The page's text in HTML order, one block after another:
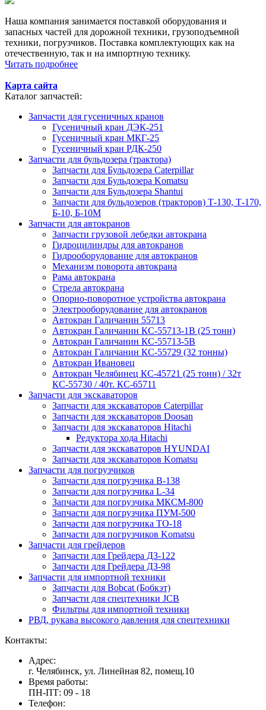
Наша компания занимается поставкой оборудования и
запасных частей для дорожной техники, грузоподъемной
техники, погрузчиков. Поставка комплектующих как на
отечественную, так и на импортную технику.
Читать подробнее
Карта сайта
Каталог запчастей:
Запчасти для гусеничных кранов
Гусеничный кран ДЭК-251
Гусеничный кран МКГ-25
Гусеничный кран РДК-250
Запчасти для бульдозера (трактора)
Запчасти для Бульдозера Caterpillar
Запчасти для Бульдозера Komatsu
Запчасти для Бульдозера Shantui
Запчасти для бульдозеров (тракторов) Т-130, Т-170,
Б-10, Б-10М
Запчасти для автокранов
Запчасти грузовой лебедки автокрана
Гидроцилиндры для автокранов
Гидрооборудование для автокранов
Механизм поворота автокрана
Рама автокрана
Стрела автокрана
Опорно-поворотное устройства автокрана
Электрооборудование для автокранов
Автокран Галичанин 55713
Автокран Галичанин КС-55713-1В (25 тонн)
Автокран Галичанин КС-55713-5В
Автокран Галичанин КС-55729 (32 тонны)
Автокран Ивановец
Автокран Челябинец КС-45721 (25 тонн) / 32т
КС-55730 / 40т. КС-65711
Запчасти для экскаваторов
Запчасти для экскаваторов Caterpillar
Запчасти для экскаваторов Doosan
Запчасти для экскаваторов Hitachi
Редуктора хода Hitachi
Запчасти для экскаваторов HYUNDAI
Запчасти для экскаваторов Komatsu
Запчасти для погрузчиков
Запчасти для погрузчика B-138
Запчасти для погрузчика L-34
Запчасти для погрузчика МКСМ-800
Запчасти для погрузчика ПУМ-500
Запчасти для погрузчика ТО-18
Запчасти для погрузчиков Komatsu
Запчасти для грейдеров
Запчасти для Грейдера ДЗ-122
Запчасти для Грейдера ДЗ-98
Запчасти для импортной техники
Запчасти для Bobcat (Бобкэт)
Запчасти для спецтехники JCB
Фильтры для импортной техники
РВД, рукава высокого давления для спецтехники
Контакты:
Адрес:
г. Челябинск, ул. Линейная 82, помещ.10
Время работы:
ПН-ПТ: 09 - 18
Телефон: